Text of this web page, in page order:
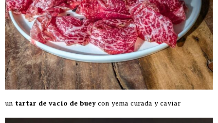
un tartar de vacío de buey con yema curada y caviar